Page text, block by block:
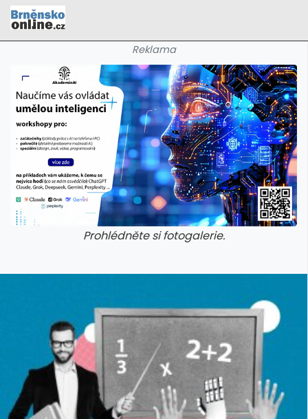
Reklama
Prohlédněte si fotogalerie.